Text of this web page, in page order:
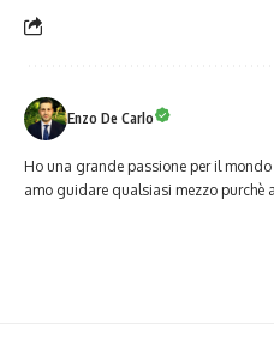
Enzo De Carlo
Ho una grande passione per il
amo guidare qualsiasi mezzo purchè